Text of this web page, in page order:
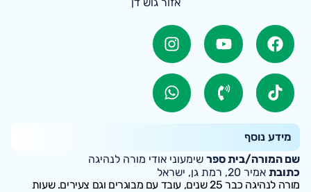
מידע נוסף
שם המורה/בית ספר שימעוני אודי מורה לנהיגה
כתובת אמיר 20, רמת גן, ישראל
מורה לנהיגה כבר 25 שנים, עובד עם מבוגרים וגם צעירים. שעות